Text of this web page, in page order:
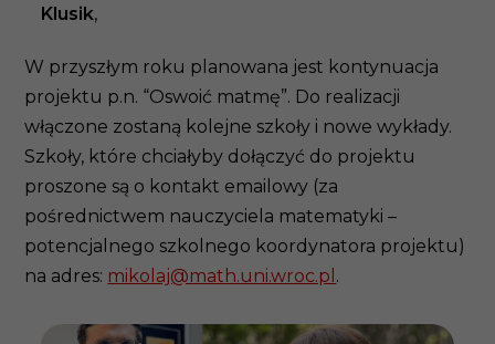
Klusik,
W przyszłym roku planowana jest kontynuacja
projektu p.n. “Oswoić matmę”. Do realizacji
włączone zostaną kolejne szkoły i nowe wykłady.
Szkoły, które chciałyby dołączyć do projektu
proszone są o kontakt emailowy (za
pośrednictwem nauczyciela matematyki –
potencjalnego szkolnego koordynatora projektu)
na adres: mikolaj@math.uni.wroc.pl .